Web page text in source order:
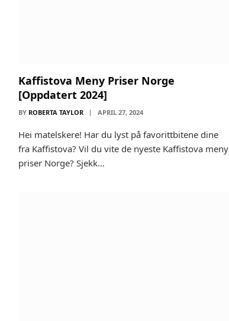
Kaffistova Meny Priser Norge
[Oppdatert 2024]
BY ROBERTA TAYLOR APRIL 27, 2024
Hei matelskere! Har du lyst på favorittbitene dine
fra Kaffistova? Vil du vite de nyeste Kaffistova meny
priser Norge? Sjekk…